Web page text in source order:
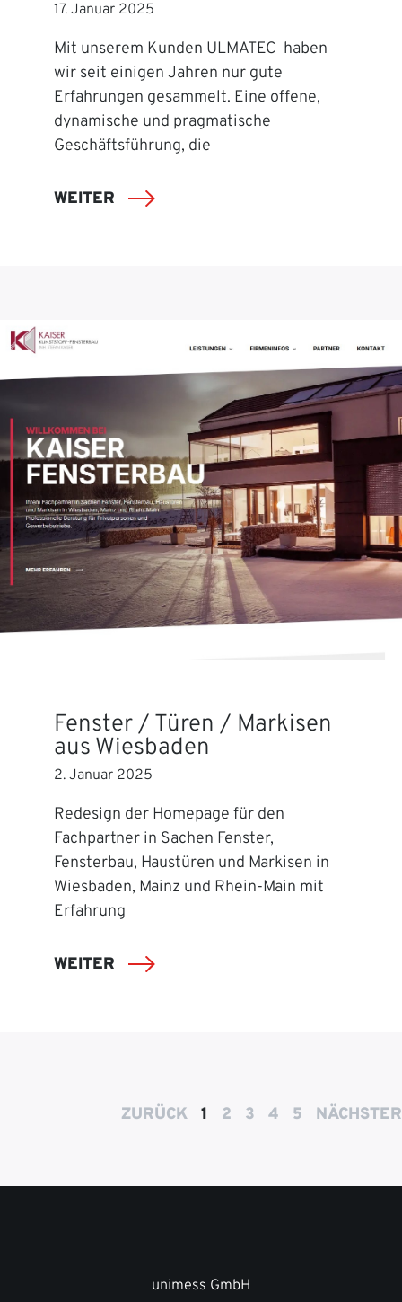
17. Januar 2025
Mit unserem Kunden ULMATEC haben
wir seit einigen Jahren nur gute
Erfahrungen gesammelt. Eine offene,
dynamische und pragmatische
Geschäftsführung, die
WEITER
Fenster / Türen / Markisen
aus Wiesbaden
2. Januar 2025
Redesign der Homepage für den
Fachpartner in Sachen Fenster,
Fensterbau, Haustüren und Markisen in
Wiesbaden, Mainz und Rhein-Main mit
Erfahrung
WEITER
ZURÜCK 1 2 3 4 5 NÄCHSTER
unimess GmbH